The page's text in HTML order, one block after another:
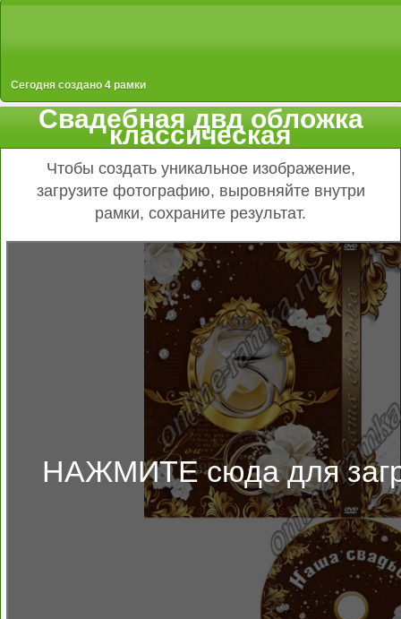
Сегодня создано 4 рамки
Свадебная двд обложка
классическая
Чтобы создать уникальное изображение,
загрузите фотографию, выровняйте внутри
рамки, сохраните результат.
НАЖМИТЕ сюда для